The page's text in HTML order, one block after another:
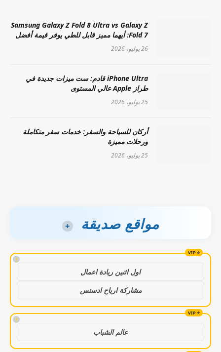
Samsung Galaxy Z Fold 8 Ultra vs Galaxy Z
Fold 7: أيهما مميز قابل للطي يوفر قيمة أفضل
26 يوليو، 2026
iPhone Ultra قادم: ست ميزات جديدة في
طراز Apple عالي المستوى
25 يوليو، 2026
أركان للسياحة والسفر: خدمات سفر متكاملة
ورحلات مميزة
25 يوليو، 2026
مواقع صديقة +
!
اول اثنين ريادة اعمال
مشاركة ارباح ادسنس
!
عالم الشباب